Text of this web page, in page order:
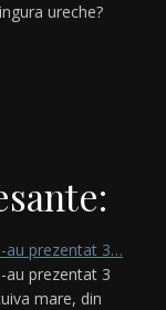
ureche?
au prezentat 3…
au prezentat 3
mare, din